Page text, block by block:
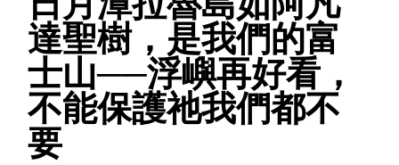
達聖樹，是我們的富
士山──浮嶼再好看，
不能保護祂我們都不
要